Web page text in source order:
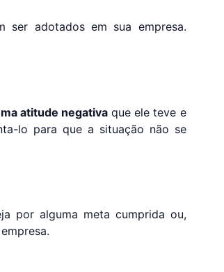
ser adotados em sua empresa.
atitude negativaque ele teve e
lo para que a situação não se
por alguma meta cumprida ou,